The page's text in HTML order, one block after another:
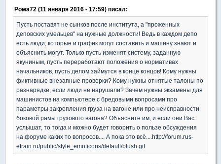
Рома72 (11 января 2016 - 17:59) писал:
Пусть поставят не сынков после института, а "проженных
деповских умельцев" на нужные должности! Ведь в каждом депо
есть люди, которые и график могут составить и машину знают и
объяснить могут. Только пусть изменят систему, заданную
якуниным, пусть переработают положения о нормативах
начальников, пусть делом займутся в конце концов! Кому нужны
фиктивные внезапные проверки? Кому нужны отнятые талоны по
разнарядке, если люди не нарушали? Зачем нужны экзамены для
машинистов на компьютере с бредовыми вопросами про
параметры закрепления груза на вагоне или про неисправности
боковой рамы грузового вагона? Объясните им, и если они Вас
услышат, то тогда и можно будет говорить о пользе обсуждения
на форуме каких то вопросов.... А пока это всё....http://forum.rus-
etrain.ru/public/style_emoticons/default/blush.gif